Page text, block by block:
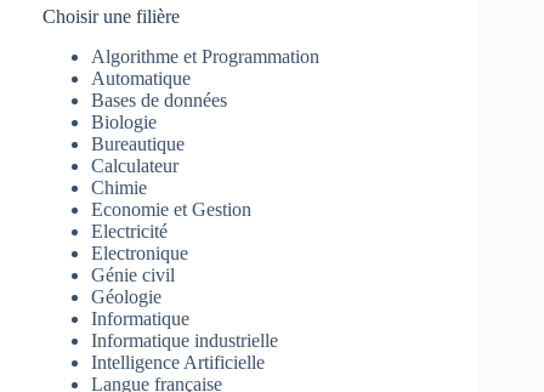
Choisir une filière
Algorithme et Programmation
Automatique
Bases de données
Biologie
Bureautique
Calculateur
Chimie
Economie et Gestion
Electricité
Electronique
Génie civil
Géologie
Informatique
Informatique industrielle
Intelligence Artificielle
Langue française